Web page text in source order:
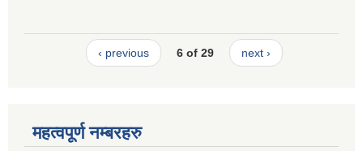
‹ previous 6 of 29 next ›
महत्वपूर्ण नम्बरहरु